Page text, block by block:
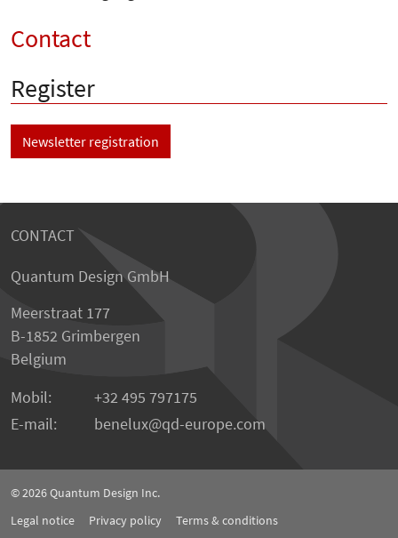
Contact
Register
Newsletter registration
CONTACT
Quantum Design GmbH
Meerstraat 177
B-1852 Grimbergen
Belgium
Mobil:
+32 495 797175
E-mail:
benelux qd-europe.com
© 2026Quantum Design Inc.
Legal notice
Privacy policy Terms & conditions